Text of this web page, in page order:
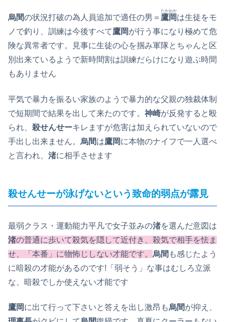
烏間の状況打破の為人員追加で適任の男＝ 鷹岡
たかおか
は生徒をモ
ノで釣り、訓練は今後すべて鷹岡が行う事になり極めて危
険な異常者です。見事に生徒の心を掴み軍隊とちゃんと区
別出来ているようで新時間割は訓練だらけになり遊ぶ時間
もありません
平気で暴力を振るい家族のようで暴力的な父親の独裁体制
で短期間で結果を出して来たのです。 神崎が反発すると殴
られ、 殺せんせーキレますが危害は加えられていないので
手出し出来ません。 烏間は鷹岡に本物のナイフで一人選べ
と言われ、 渚に相手させます
殺せんせーが泳げないという致命的弱点が露見
最弱クラス・運動能力平凡で女子並みの渚を選んだ意図は
渚の普通に歩いて殺気を隠して近付き、殺気で相手を怯ま
せ、「本番」に物怖じしない才能です。 烏間 も感じたよう
に暗殺の才能があるのです!「弱そう」な事はむしろ立派
な、暗殺でしか使えない才能です
鷹岡に出て行って下さいと答えを出し激昂も烏間が抑え、